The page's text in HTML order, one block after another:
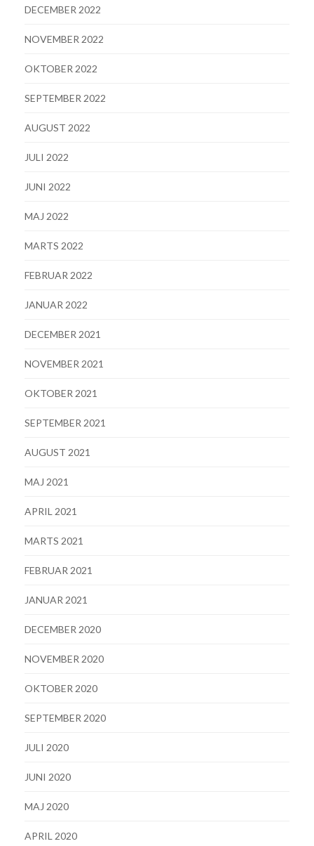
DECEMBER 2022
NOVEMBER 2022
OKTOBER 2022
SEPTEMBER 2022
AUGUST 2022
JULI 2022
JUNI 2022
MAJ 2022
MARTS 2022
FEBRUAR 2022
JANUAR 2022
DECEMBER 2021
NOVEMBER 2021
OKTOBER 2021
SEPTEMBER 2021
AUGUST 2021
MAJ 2021
APRIL 2021
MARTS 2021
FEBRUAR 2021
JANUAR 2021
DECEMBER 2020
NOVEMBER 2020
OKTOBER 2020
SEPTEMBER 2020
JULI 2020
JUNI 2020
MAJ 2020
APRIL 2020